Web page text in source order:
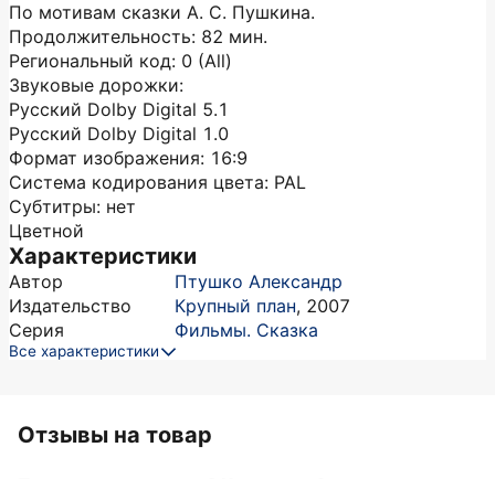
По мотивам сказки А. С. Пушкина.
Продолжительность: 82 мин.
Региональный код: 0 (All)
Звуковые дорожки:
Русский Dolby Digital 5.1
Русский Dolby Digital 1.0
Формат изображения: 16:9
Система кодирования цвета: PAL
Субтитры: нет
Цветной
Характеристики
Автор
Птушко Александр
Издательство
Крупный план, 2007
Серия
Фильмы. Сказка
Все характеристики
Отзывы на товар